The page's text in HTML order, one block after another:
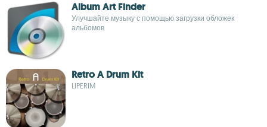
Album Art Finder
Улучшайте музыку с помощью загрузки обложек
альбомов
Retro A Drum Kit
LIPERIM